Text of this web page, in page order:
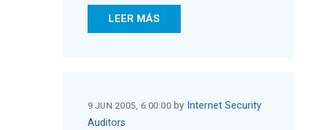
LEER MÁS
9 JUN 2005, 6:00:00 by Internet Security
Auditors